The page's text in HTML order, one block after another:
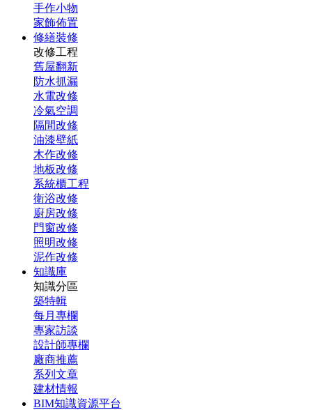
手作小物
家飾佈置
修繕裝修
改修工程
舊屋翻新
防水抓漏
水電改修
冷氣空調
隔間改修
油漆壁紙
木作改修
地板改修
系統櫃工程
衛浴改修
廚房改修
門窗改修
照明改修
泥作改修
知識庫
知識分區
築特輯
每月專欄
專家訪談
設計師專欄
廠商推薦
系列文章
建材情報
BIM知識資源平台